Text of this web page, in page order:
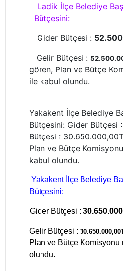
Ladik İlçe Belediye
Bütçesini:
Gider Bütçesi :
Gelir Bütçesi :
gören, Plan ve Bütçe
ile kabul olundu.
Yakakent İlçe Belediye
Bütçesini: Gider Bütçesi
Bütçesi :
Plan ve Bütçe
kabul olundu.
Yakakent İlçe Belediye
Bütçesini:
Gider Bütçesi :
Gelir Bütçesi :
Plan ve Bütçe Komisyonu
olundu.